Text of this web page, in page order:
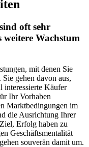
oft sehr
weitere Wachstum
mit denen Sie
gehen davon aus,
interessierte Käufer
Ihr Vorhaben
Marktbedingungen im
die Ausrichtung Ihrer
Erfolg haben zu
Geschäftsmentalität
souverän damit um.